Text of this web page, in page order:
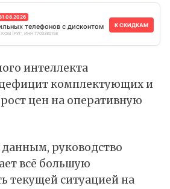
телефонов с дисконтом
(РУ)", ИНН 7703380158
К СКИДКАМ
интеллекта
комплектующих и
цен на оперативную
руководство
всё большую
текущей ситуацией на